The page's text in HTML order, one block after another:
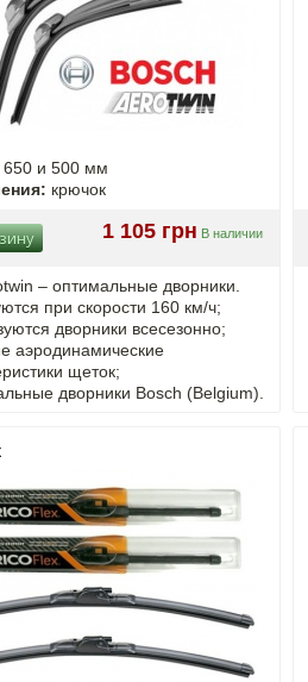
650 и 500 мм
крючок
1 105 грн В наличии
– оптимальные дворники.
при скорости 160 км/ч;
дворники всесезонно;
аэродинамические
щеток;
дворники Bosch (Belgium).